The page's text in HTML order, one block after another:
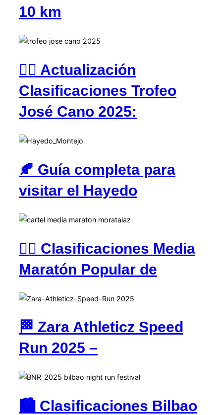
10 km
🏃‍♂️ Actualización
Clasificaciones Trofeo
José Cano 2025:
🍂 Guía completa para
visitar el Hayedo
🏃‍♂️ Clasificaciones Media
Maratón Popular de
🏁 Zara Athleticz Speed
Run 2025 –
🏙️ Clasificaciones Bilbao